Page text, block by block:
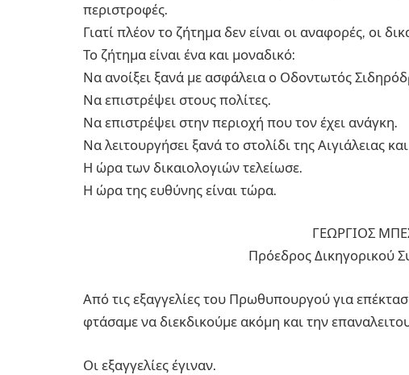
περιστροφές.
Γιατί πλέον το ζήτημα δεν είναι οι αναφορές, οι
Το ζήτημα είναι ένα και μοναδικό:
Να ανοίξει ξανά με ασφάλεια ο Οδοντωτός
Να επιστρέψει στους πολίτες.
Να επιστρέψει στην περιοχή που τον έχει ανάγκη.
Να λειτουργήσει ξανά το στολίδι της Αιγιάλειας
Η ώρα των δικαιολογιών τελείωσε.
Η ώρα της ευθύνης είναι τώρα.
ΓΕΩΡΓΙΟΣ
Πρόεδρος Δικηγορικού
Από τις εξαγγελίες του Πρωθυπουργού για
φτάσαμε να διεκδικούμε ακόμη και την
Οι εξαγγελίες έγιναν.